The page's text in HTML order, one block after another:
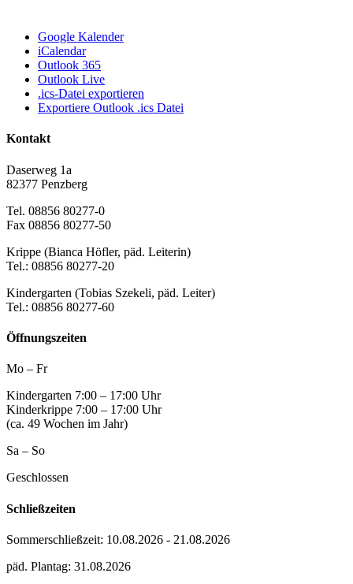
Google Kalender
iCalendar
Outlook 365
Outlook Live
.ics-Datei exportieren
Exportiere Outlook .ics Datei
Kontakt
Daserweg 1a
82377 Penzberg
Tel. 08856 80277-0
Fax 08856 80277-50
Krippe (Bianca Höfler, päd. Leiterin)
Tel.: 08856 80277-20
Kindergarten (Tobias Szekeli, päd. Leiter)
Tel.: 08856 80277-60
Öffnungszeiten
Mo – Fr
Kindergarten 7:00 – 17:00 Uhr
Kinderkrippe 7:00 – 17:00 Uhr
(ca. 49 Wochen im Jahr)
Sa – So
Geschlossen
Schließzeiten
Sommerschließzeit: 10.08.2026 - 21.08.2026
päd. Plantag: 31.08.2026